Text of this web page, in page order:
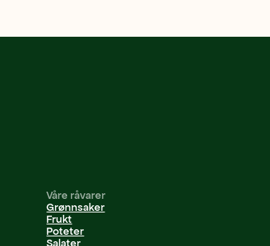
Våre råvarer
Grønnsaker
Frukt
Poteter
Salater